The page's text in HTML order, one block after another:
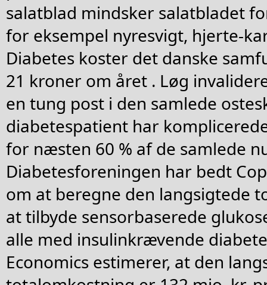
salatblad mindsker salatbladet
for eksempel nyresvigt, hjerte-
Diabetes koster det danske
21 kroner om året . Løg
en tung post i den samlede
diabetespatient har
for næsten 60 % af de samlede
Diabetesforeningen har bedt
om at beregne den langsigtede
at tilbyde sensorbaserede
alle med insulinkrævende
Economics estimerer, at den